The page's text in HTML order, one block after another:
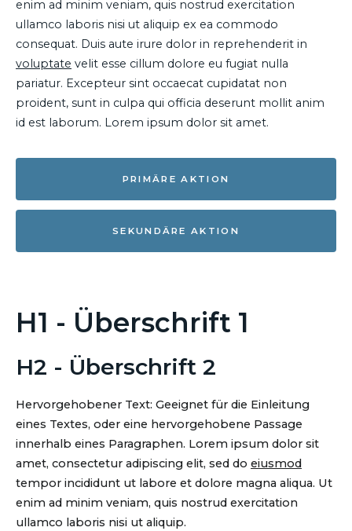
enim ad minim veniam, quis nostrud exercitation
ullamco laboris nisi ut aliquip ex ea commodo
consequat. Duis aute irure dolor in reprehenderit in
voluptate velit esse cillum dolore eu fugiat nulla
pariatur. Excepteur sint occaecat cupidatat non
proident, sunt in culpa qui officia deserunt mollit anim
id est laborum. Lorem ipsum dolor sit amet.
PRIMÄRE AKTION
SEKUNDÄRE AKTION
H1 - Überschrift 1
H2 - Überschrift 2
Hervorgehobener Text: Geeignet für die Einleitung
eines Textes, oder eine hervorgehobene Passage
innerhalb eines Paragraphen. Lorem ipsum dolor sit
amet, consectetur adipiscing elit, sed do eiusmod
tempor incididunt ut labore et dolore magna aliqua. Ut
enim ad minim veniam, quis nostrud exercitation
ullamco laboris nisi ut aliquip.